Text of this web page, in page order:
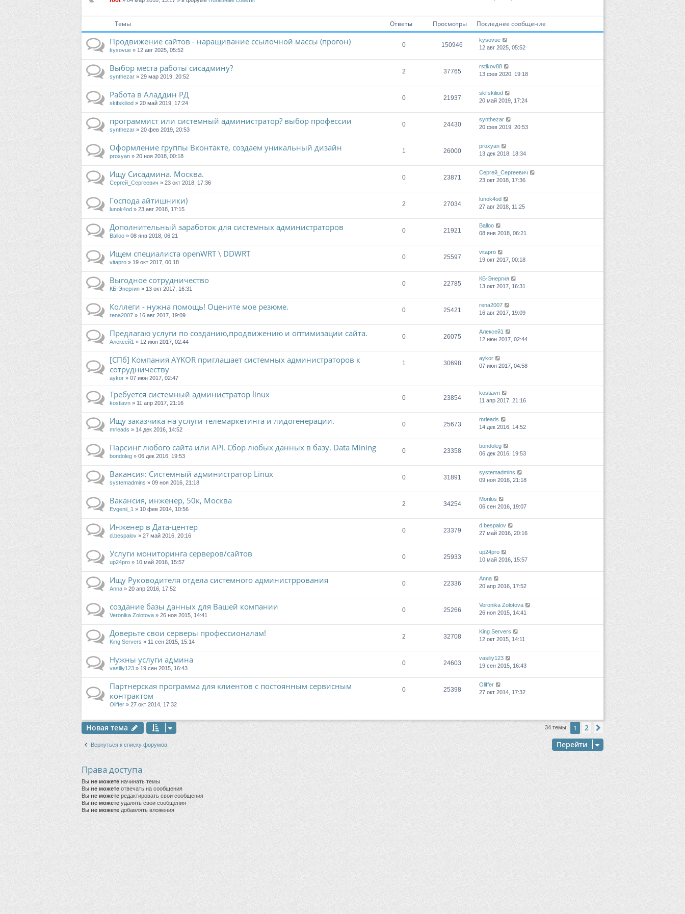
Темы Ответы Просмотры Последнее сообщение
Продвижение сайтов - наращивание ссылочной массы (прогон)
kysovue » 12 авг 2025, 05:52
0 150946
kysovue
12 авг 2025, 05:52
Выбор места работы сисадмину?
synthezar » 29 мар 2019, 20:52
2 37765
rstikov88
13 фев 2020, 19:18
Работа в Аладдин РД
skifskiliod » 20 май 2019, 17:24
0 21937
skifskiliod
20 май 2019, 17:24
программист или системный администратор? выбор профессии
synthezar » 20 фев 2019, 20:53
0 24430
synthezar
20 фев 2019, 20:53
Оформление группы Вконтакте, создаем уникальный дизайн
proxyan » 20 ноя 2018, 00:18
1 26000
proxyan
13 дек 2018, 18:34
Ищу Сисадмина. Москва.
Сергей_Сергеевич » 23 окт 2018, 17:36
0 23871
Сергей_Сергеевич
23 окт 2018, 17:36
Господа айтишники)
lunok4od » 23 авг 2018, 17:15
2 27034
lunok4od
27 авг 2018, 11:25
Дополнительный заработок для системных администраторов
Balloo » 08 янв 2018, 06:21
0 21921
Balloo
08 янв 2018, 06:21
Ищем специалиста openWRT \ DDWRT
vitapro » 19 окт 2017, 00:18
0 25597
vitapro
19 окт 2017, 00:18
Выгодное сотрудничество
КБ-Энергия » 13 окт 2017, 16:31
0 22785
КБ-Энергия
13 окт 2017, 16:31
Коллеги - нужна помощь! Оцените мое резюме.
rena2007 » 16 авг 2017, 19:09
0 25421
rena2007
16 авг 2017, 19:09
Предлагаю услуги по созданию,продвижению и оптимизации сайта.
Алексей1 » 12 июн 2017, 02:44
0 26075
Алексей1
12 июн 2017, 02:44
[СПб] Компания AYKOR приглашает системных администраторов к
сотрудничеству
aykor » 07 июн 2017, 02:47
1 30698
aykor
07 июн 2017, 04:58
Требуется системный администратор linux
kostiavn » 11 апр 2017, 21:16
0 23854
kostiavn
11 апр 2017, 21:16
Ищу заказчика на услуги телемаркетинга и лидогенерации.
mrleads » 14 дек 2016, 14:52
0 25673
mrleads
14 дек 2016, 14:52
Парсинг любого сайта или API. Сбор любых данных в базу. Data Mining
bondoleg » 06 дек 2016, 19:53
0 23358
bondoleg
06 дек 2016, 19:53
Вакансия: Системный администратор Linux
systemadmins » 09 ноя 2016, 21:18
0 31891
systemadmins
09 ноя 2016, 21:18
Вакансия, инженер, 50к, Москва
Evgenii_1 » 10 фев 2014, 10:56
2 34254
Morilos
06 сен 2016, 19:07
Инженер в Дата-центер
d.bespalov » 27 май 2016, 20:16
0 23379
d.bespalov
27 май 2016, 20:16
Услуги мониторинга серверов/сайтов
up24pro » 10 май 2016, 15:57
0 25933
up24pro
10 май 2016, 15:57
Ищу Руководителя отдела системного администррования
Anna » 20 апр 2016, 17:52
0 22336
Anna
20 апр 2016, 17:52
создание базы данных для Вашей компании
Veronika Zolotova » 26 ноя 2015, 14:41
0 25266
Veronika Zolotova
26 ноя 2015, 14:41
Доверьте свои серверы профессионалам!
King Servers » 11 сен 2015, 15:14
2 32708
King Servers
12 окт 2015, 14:11
Нужны услуги админа
vasiliy123 » 19 сен 2015, 16:43
0 24603
vasiliy123
19 сен 2015, 16:43
Партнерская программа для клиентов с постоянным сервисным
контрактом
Oliffer » 27 окт 2014, 17:32
0 25398
Oliffer
27 окт 2014, 17:32
Новая тема 34 темы 1 2
Вернуться к списку форумов Перейти
Права доступа
Вы не можете начинать темы
Вы не можете отвечать на сообщения
Вы не можете редактировать свои сообщения
Вы не можете удалять свои сообщения
Вы не можете добавлять вложения